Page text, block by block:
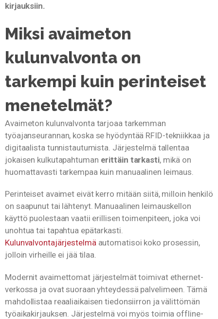
kirjauksiin.
Miksi avaimeton
kulunvalvonta on
tarkempi kuin perinteiset
menetelmät?
Avaimeton kulunvalvonta tarjoaa tarkemman
työajanseurannan, koska se hyödyntää RFID-tekniikkaa ja
digitaalista tunnistautumista. Järjestelmä tallentaa
jokaisen kulkutapahtuman erittäin tarkasti, mikä on
huomattavasti tarkempaa kuin manuaalinen leimaus.
Perinteiset avaimet eivät kerro mitään siitä, milloin henkilö
on saapunut tai lähtenyt. Manuaalinen leimauskellon
käyttö puolestaan vaatii erillisen toimenpiteen, joka voi
unohtua tai tapahtua epätarkasti.
Kulunvalvontajärjestelmäautomatisoi koko prosessin,
jolloin virheille ei jää tilaa.
Modernit avaimettomat järjestelmät toimivat ethernet-
verkossa ja ovat suoraan yhteydessä palvelimeen. Tämä
mahdollistaa reaaliaikaisen tiedonsiirron ja välittömän
työaikakirjauksen. Järjestelmä voi myös toimia offline-